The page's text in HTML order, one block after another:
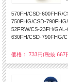
570FH/CSD-600FHR/
750FHG/CSD-
52FRW/CS-23FH/
630FH/CSD-790FHG/
価格： 733円(税抜 667